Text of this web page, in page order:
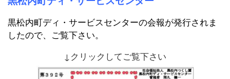
黒松内町ディ・サービスセンターの会報が発行されま
したので、ご覧下さい。
↓クリックしてご覧下さい